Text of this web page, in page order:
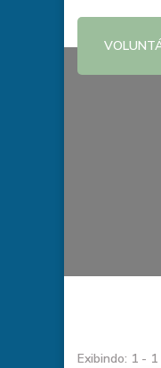
Exibindo: 1 - 1